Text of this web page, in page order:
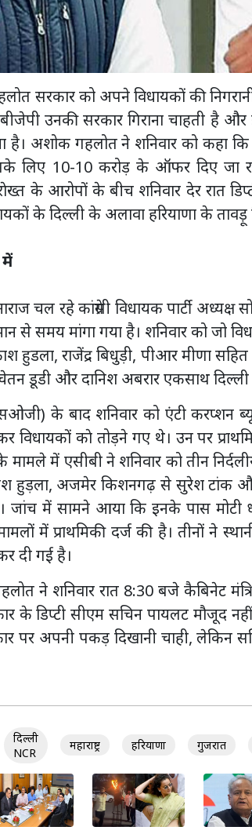
सरकार को अपने विधायकों की
उनकी सरकार गिराना चाहती है
है। अशोक गहलोत ने शनिवार को कहा
लिए 10-10 करोड़ के ऑफर दिए जा
के आरोपों के बीच शनिवार देर रात
के दिल्ली के अलावा हरियाणा के
में
चल रहे कांग्रेसी विधायक पार्टी
से समय मांगा गया है। शनिवार को जो
हुडला, राजेंद्र बिधुड़ी, पीआर मीणा
चेतन डूडी और दानिश अबरार एकसाथ दिल्ली
के बाद शनिवार को एंटी करप्शन
विधायकाें काे तोड़ने गए थे। उन पर
में एसीबी ने शनिवार को तीन
हुड़ला, अजमेर किशनगढ़ से सुरेश टांक और
जांच में सामने आया कि इनके पास मोटी
में प्राथमिकी दर्ज की है। तीनों ने
दी गई है।
ने शनिवार रात 8:30 बजे कैबिनेट
के डिप्टी सीएम सचिन पायलट मौजूद
पर अपनी पकड़ दिखानी चाही, लेकिन
दिल्ली
NCR
महाराष्ट्र हरियाणा गुजरात